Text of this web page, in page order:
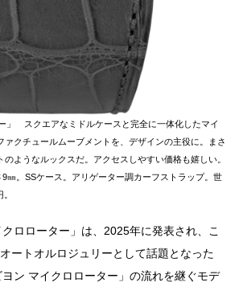
」 スクエアなミドルケースと完全に一体化したマイ
ァクチュールムーブメントを、デザインの主役に。まさ
のようなルックスだ。アクセスしやすい価格も嬉しい。
㎜。SSケース。アリゲーター調カーフストラップ。世
ロローター」は、2025年に発表され、こ
ートオルロジュリーとして話題となった
ヨン マイクロローター」の流れを継ぐモデ